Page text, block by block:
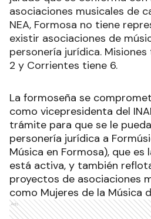
asociaciones musicales de
NEA, Formosa no tiene
existir asociaciones de
personería jurídica.
2 y Corrientes tiene 6.
La formoseña se
como vicepresidenta del
trámite para que se le
personería jurídica a
Música en Formosa), que
está activa, y también
proyectos de asociaciones
como Mujeres de la Música
Ads